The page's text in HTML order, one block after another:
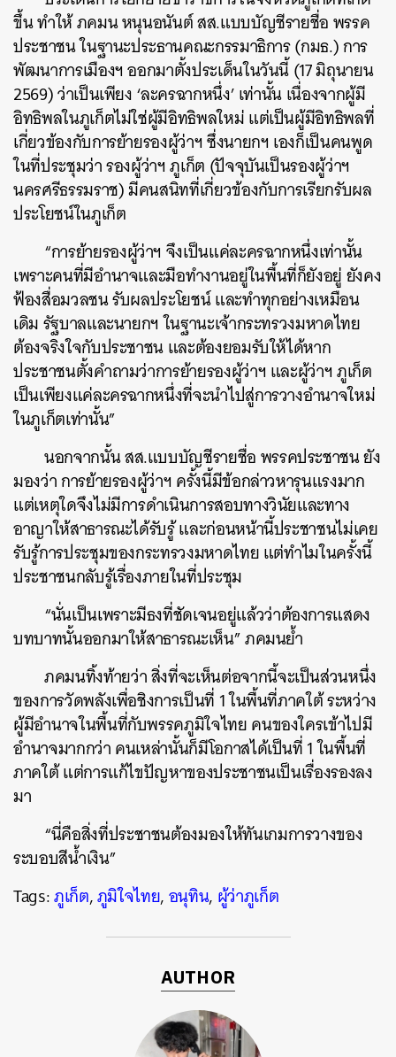
ขึ้น ทำให้ ภคมน หนุนอนันต์ สส.แบบบัญชีรายชื่อ พรรค
ประชาชน ในฐานะประธานคณะกรรมาธิการ (กมธ.) การ
พัฒนาการเมืองฯ ออกมาตั้งประเด็นในวันนี้ (17 มิถุนายน
2569) ว่าเป็นเพียง ‘ละครฉากหนึ่ง’ เท่านั้น เนื่องจากผู้มี
อิทธิพลในภูเก็ตไม่ใช่ผู้มีอิทธิพลใหม่ แต่เป็นผู้มีอิทธิพลที่
เกี่ยวข้องกับการย้ายรองผู้ว่าฯ ซึ่งนายกฯ เองก็เป็นคนพูด
ในที่ประชุมว่า รองผู้ว่าฯ ภูเก็ต (ปัจจุบันเป็นรองผู้ว่าฯ
นครศรีธรรมราช) มีคนสนิทที่เกี่ยวข้องกับการเรียกรับผล
ประโยชน์ในภูเก็ต
“การย้ายรองผู้ว่าฯ จึงเป็นแค่ละครฉากหนึ่งเท่านั้น
เพราะคนที่มีอำนาจและมือทำงานอยู่ในพื้นที่ก็ยังอยู่ ยังคง
ฟ้องสื่อมวลชน รับผลประโยชน์ และทำทุกอย่างเหมือน
เดิม รัฐบาลและนายกฯ ในฐานะเจ้ากระทรวงมหาดไทย
ต้องจริงใจกับประชาชน และต้องยอมรับให้ได้หาก
ประชาชนตั้งคำถามว่าการย้ายรองผู้ว่าฯ และผู้ว่าฯ ภูเก็ต
เป็นเพียงแค่ละครฉากหนึ่งที่จะนำไปสู่การวางอำนาจใหม่
ในภูเก็ตเท่านั้น”
นอกจากนั้น สส.แบบบัญชีรายชื่อ พรรคประชาชน ยัง
มองว่า การย้ายรองผู้ว่าฯ ครั้งนี้มีข้อกล่าวหารุนแรงมาก
แต่เหตุใดจึงไม่มีการดำเนินการสอบทางวินัยและทาง
อาญาให้สาธารณะได้รับรู้ และก่อนหน้านี้ประชาชนไม่เคย
รับรู้การประชุมของกระทรวงมหาดไทย แต่ทำไมในครั้งนี้
ประชาชนกลับรู้เรื่องภายในที่ประชุม
“นั่นเป็นเพราะมีธงที่ชัดเจนอยู่แล้วว่าต้องการแสดง
บทบาทนั้นออกมาให้สาธารณะเห็น” ภคมนย้ำ
ภคมนทิ้งท้ายว่า สิ่งที่จะเห็นต่อจากนี้จะเป็นส่วนหนึ่ง
ของการวัดพลังเพื่อชิงการเป็นที่ 1 ในพื้นที่ภาคใต้ ระหว่าง
ผู้มีอำนาจในพื้นที่กับพรรคภูมิใจไทย คนของใครเข้าไปมี
อำนาจมากกว่า คนเหล่านั้นก็มีโอกาสได้เป็นที่ 1 ในพื้นที่
ภาคใต้ แต่การแก้ไขปัญหาของประชาชนเป็นเรื่องรองลง
มา
“นี่คือสิ่งที่ประชาชนต้องมองให้ทันเกมการวางของ
ระบอบสีน้ำเงิน”
Tags:ภูเก็ต,ภูมิใจไทย,อนุทิน, ผู้ว่าภูเก็ต
AUTHOR
ค้นหา
SHARE TWEET LINE EMAIL